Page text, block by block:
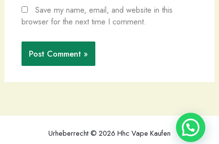
Save my name, email, and website in this
browser for the next time I comment.
Urheberrecht © 2026 Hhc Vape Kaufen